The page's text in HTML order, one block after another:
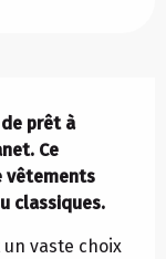
prêt à
Ce
vêtements
classiques.
vaste choix